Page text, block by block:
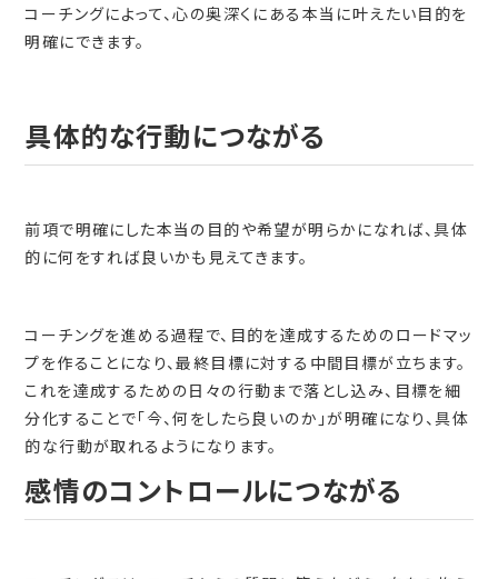
コーチングによって、心の奥深くにある本当に叶えたい目的を
明確にできます。
具体的な行動につながる
前項で明確にした本当の目的や希望が明らかになれば、具体
的に何をすれば良いかも見えてきます。
コーチングを進める過程で、目的を達成するためのロードマッ
プを作ることになり、最終目標に対する中間目標が立ちます。
これを達成するための日々の行動まで落とし込み、目標を細
分化することで「今、何をしたら良いのか」が明確になり、具体
的な行動が取れるようになります。
感情のコントロールにつながる